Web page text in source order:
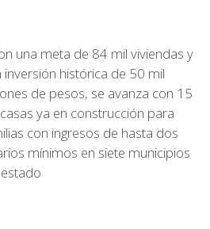
– Con una meta de
84 mil viviendas y
50 mil millones de pesos, se
ya en construcción para familias
salarios mínimos en siete